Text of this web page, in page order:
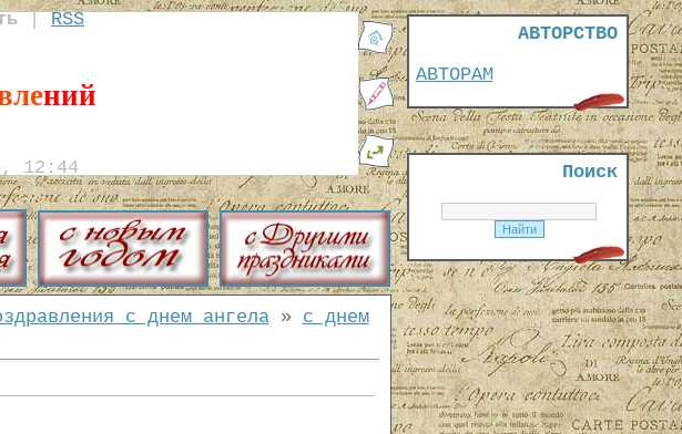
|RSS
ний
12:44
с днем ангела» с днем
АВТОРСТВО
АВТОРАМ
Поиск